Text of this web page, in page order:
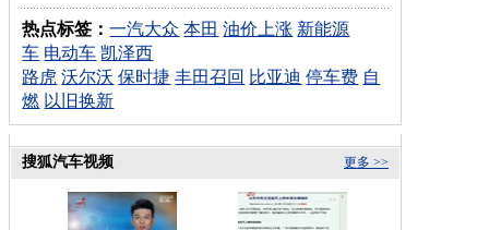
热点标签：一汽大众 本田 油价上涨 新能源
车 电动车 凯泽西
路虎 沃尔沃 保时捷 丰田召回 比亚迪 停车费 自
燃 以旧换新
更多 >>
搜狐汽车视频